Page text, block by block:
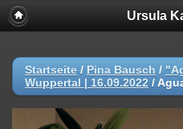
Ursula
Startseite / Pina Bausch /
Wuppertal | 16.09.2022 /